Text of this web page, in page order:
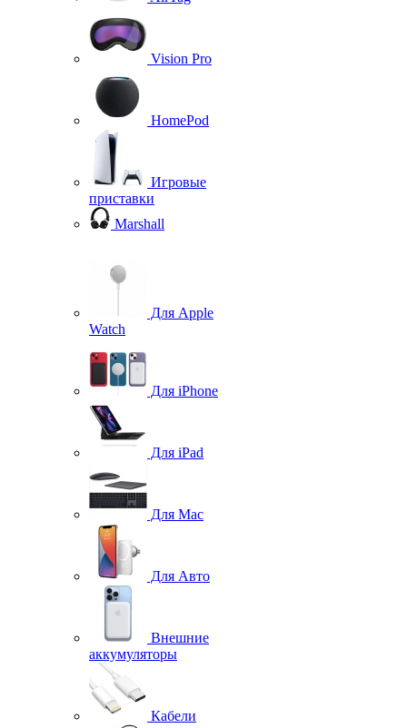
Vision Pro
HomePod
Игровые
приставки
Marshall
Для Apple
Watch
Для iPhone
Для iPad
Для Mac
Для Авто
Внешние
аккумуляторы
Кабели